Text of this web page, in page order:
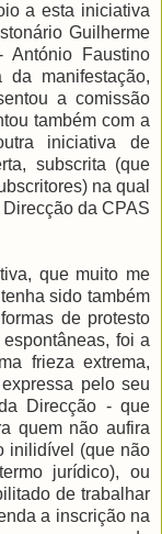
a esta iniciativa
Guilherme
António Faustino
da manifestação,
a comissão
também com a
iniciativa de
subscrita (que
na qual
da CPAS
que muito me
sido também
de protesto
foi a
frieza extrema,
pelo seu
Direcção - que
quem não aufira
inilidível (que não
jurídico), ou
de trabalhar
a inscrição na